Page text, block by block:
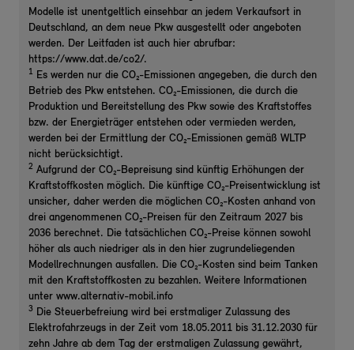
Modelle ist unentgeltlich einsehbar an jedem Verkaufsort in
Deutschland, an dem neue Pkw ausgestellt oder angeboten
werden. Der Leitfaden ist auch hier abrufbar:
https://www.dat.de/co2/.
1 Es werden nur die CO₂-Emissionen angegeben, die durch den
Betrieb des Pkw entstehen. CO₂-Emissionen, die durch die
Produktion und Bereitstellung des Pkw sowie des Kraftstoffes
bzw. der Energieträger entstehen oder vermieden werden,
werden bei der Ermittlung der CO₂-Emissionen gemäß WLTP
nicht berücksichtigt.
2 Aufgrund der CO₂-Bepreisung sind künftig Erhöhungen der
Kraftstoffkosten möglich. Die künftige CO₂-Preisentwicklung ist
unsicher, daher werden die möglichen CO₂-Kosten anhand von
drei angenommenen CO₂-Preisen für den Zeitraum 2027 bis
2036 berechnet. Die tatsächlichen CO₂-Preise können sowohl
höher als auch niedriger als in den hier zugrundeliegenden
Modellrechnungen ausfallen. Die CO₂-Kosten sind beim Tanken
mit den Kraftstoffkosten zu bezahlen. Weitere Informationen
unter www.alternativ-mobil.info
3 Die Steuerbefreiung wird bei erstmaliger Zulassung des
Elektrofahrzeugs in der Zeit vom 18.05.2011 bis 31.12.2030 für
zehn Jahre ab dem Tag der erstmaligen Zulassung gewährt,